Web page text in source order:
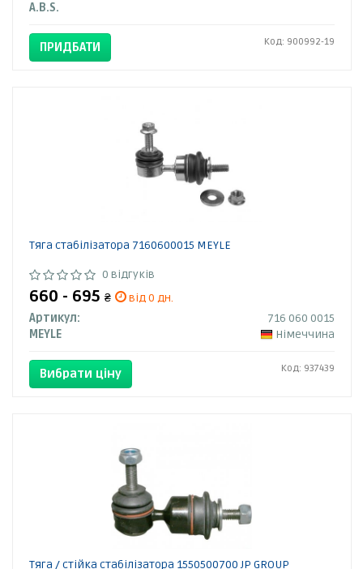
A.B.S.
ПРИДБАТИ Код: 900992-19
Тяга стабілізатора 7160600015 MEYLE
0 відгуків
660 - 695 ₴
від 0 дн.
Артикул:
716 060 0015
MEYLE
Німеччина
Вибрати ціну Код: 937439
Тяга / стійка стабілізатора 1550500700 JP GROUP